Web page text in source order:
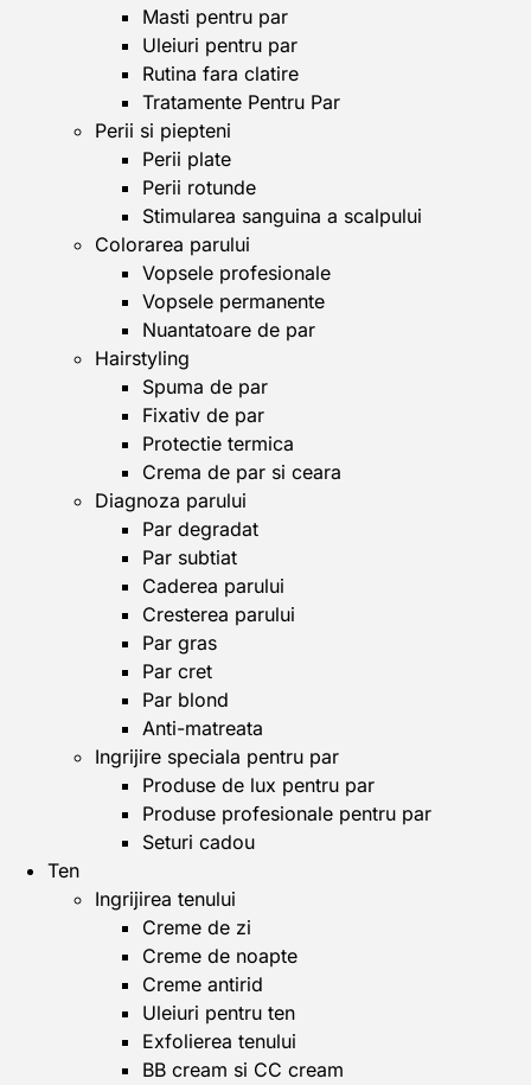
Masti pentru par
Uleiuri pentru par
Rutina fara clatire
Tratamente Pentru Par
Perii si piepteni
Perii plate
Perii rotunde
Stimularea sanguina a scalpului
Colorarea parului
Vopsele profesionale
Vopsele permanente
Nuantatoare de par
Hairstyling
Spuma de par
Fixativ de par
Protectie termica
Crema de par si ceara
Diagnoza parului
Par degradat
Par subtiat
Caderea parului
Cresterea parului
Par gras
Par cret
Par blond
Anti-matreata
Ingrijire speciala pentru par
Produse de lux pentru par
Produse profesionale pentru par
Seturi cadou
Ten
Ingrijirea tenului
Creme de zi
Creme de noapte
Creme antirid
Uleiuri pentru ten
Exfolierea tenului
BB cream si CC cream